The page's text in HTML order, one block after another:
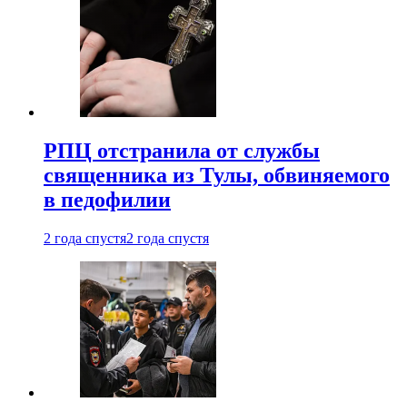
РПЦ отстранила от службы
священника из Тулы, обвиняемого
в педофилии
2 года спустя2 года спустя